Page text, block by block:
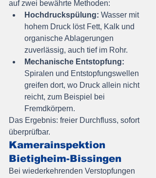
auf zwei bewährte Methoden:
Hochdruckspülung: Wasser mit
hohem Druck löst Fett, Kalk und
organische Ablagerungen
zuverlässig, auch tief im Rohr.
Mechanische Entstopfung:
Spiralen und Entstopfungswellen
greifen dort, wo Druck allein nicht
reicht, zum Beispiel bei
Fremdkörpern.
Das Ergebnis: freier Durchfluss, sofort
überprüfbar.
Kamerainspektion
Bietigheim-Bissingen
Bei wiederkehrenden Verstopfungen